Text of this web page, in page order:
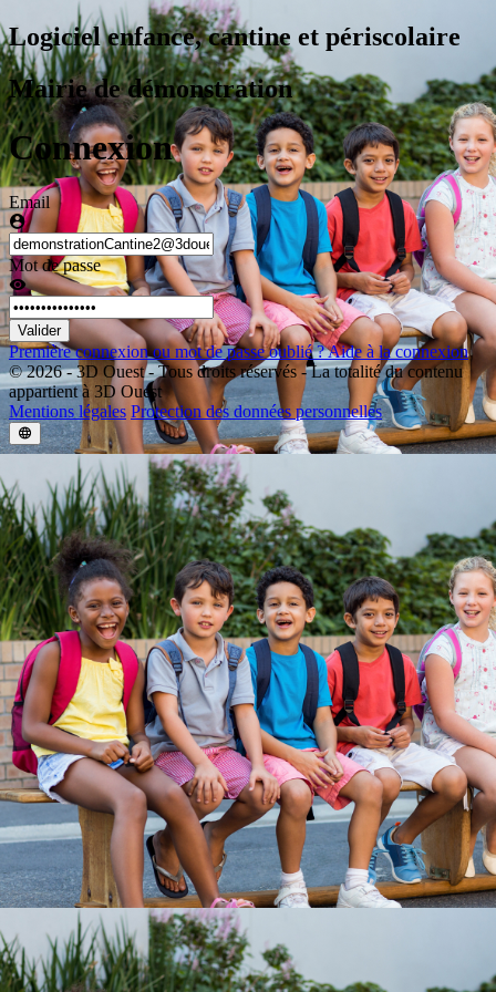
Logiciel enfance, cantine et périscolaire
Mairie de démonstration
Connexion
Email
Mot de passe
Valider
Première connexion ou mot de passe oublié ?Aide à la connexion
© 2026 - 3D Ouest - Tous droits réservés - La totalité du contenu
appartient à 3D Ouest
Mentions légales Protection des données personnelles